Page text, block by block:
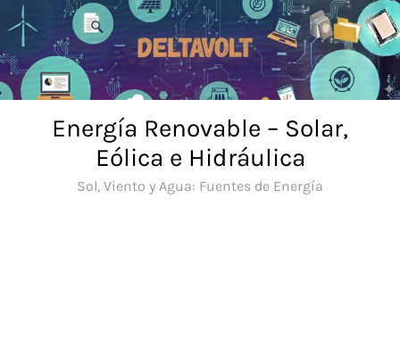
Saltar
al
contenido
Energía Renovable – Solar,
Eólica e Hidráulica
Sol, Viento y Agua: Fuentes de Energía